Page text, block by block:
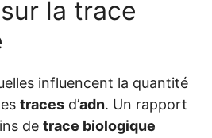
la trace
influencent la quantité
traces d’adn. Un rapport
de trace biologique